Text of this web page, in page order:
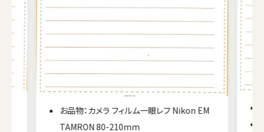
お品物：カメラ フィルム一眼レフ Nikon F4
地域：宮城県仙台市 出張買取